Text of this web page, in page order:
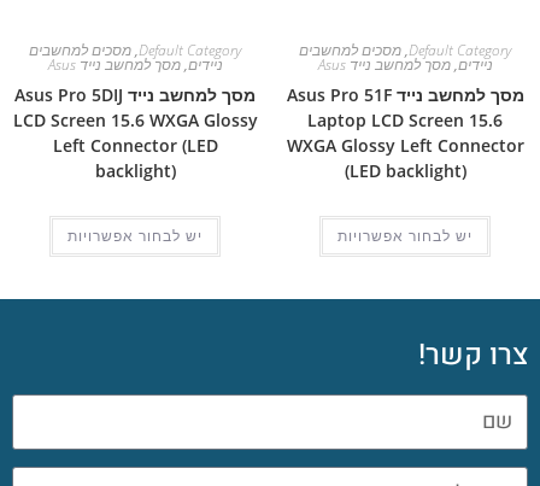
Default Category
,מסכים למחשבים
ניידים,מסך למחשב נייד Asus
מסך למחשב נייד Asus Pro 51F
Laptop LCD Screen 15.6
WXGA Glossy Left Connector
(LED backlight)
יש לבחור אפשרויות
Default Category
,מסכים למחשבים
ניידים,מסך למחשב נייד Asus
מסך למחשב נייד Asus Pro 5DIJ
LCD Screen 15.6 WXGA Glossy
Left Connector (LED
backlight)
יש לבחור אפשרויות
צרו קשר!